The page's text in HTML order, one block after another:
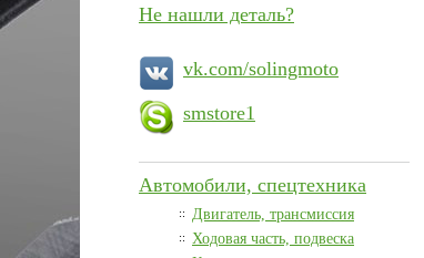
Не нашли деталь?
vk.com/solingmoto
smstore1
Автомобили, спецтехника
:: Двигатель, трансмиссия
:: Ходовая часть, подвеска